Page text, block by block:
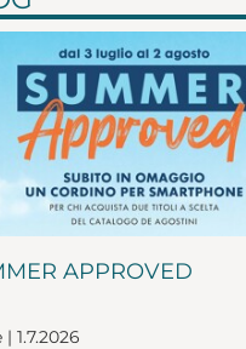
APPROVED
1.7.2026